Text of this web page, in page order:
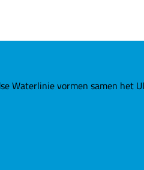
Waterlinie vormen samen het